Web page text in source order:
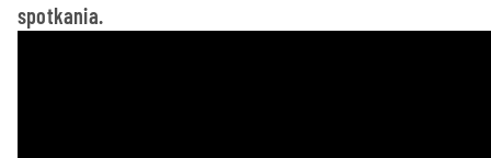
spotkania.